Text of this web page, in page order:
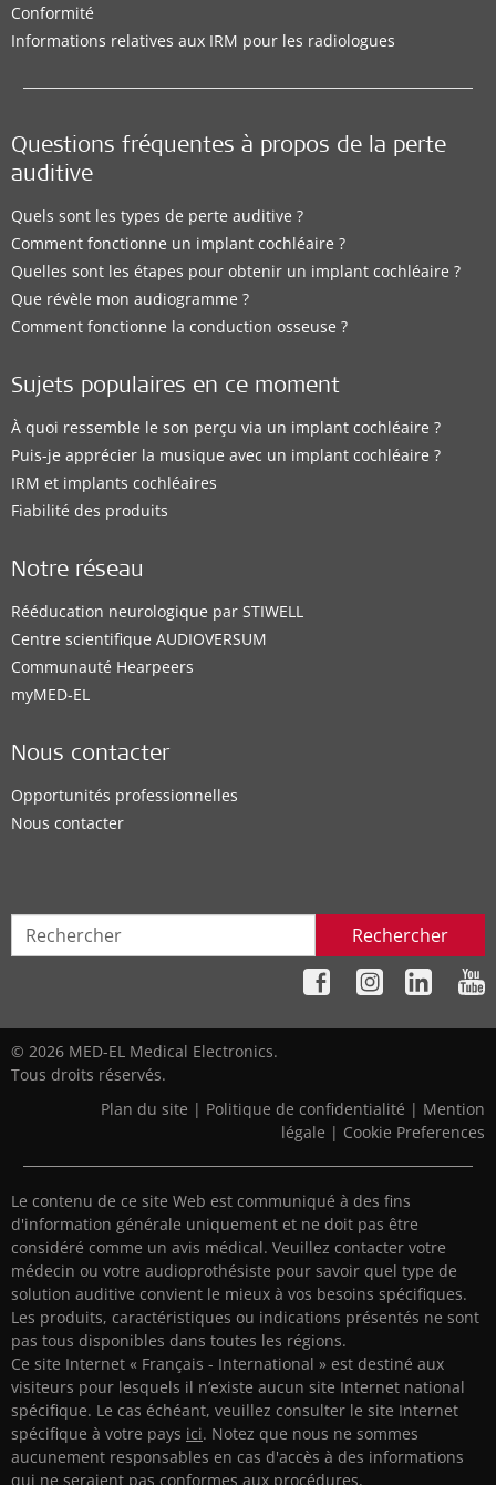
Conformité
Informations relatives aux IRM pour les radiologues
Questions fréquentes à propos de la perte
auditive
Quels sont les types de perte auditive ?
Comment fonctionne un implant cochléaire ?
Quelles sont les étapes pour obtenir un implant cochléaire ?
Que révèle mon audiogramme ?
Comment fonctionne la conduction osseuse ?
Sujets populaires en ce moment
À quoi ressemble le son perçu via un implant cochléaire ?
Puis-je apprécier la musique avec un implant cochléaire ?
IRM et implants cochléaires
Fiabilité des produits
Notre réseau
Rééducation neurologique par STIWELL
Centre scientifique AUDIOVERSUM
Communauté Hearpeers
myMED‑EL
Nous contacter
Opportunités professionnelles
Nous contacter
Rechercher
© 2026 MED-EL Medical Electronics.
Tous droits réservés.
Plan du site | Politique de confidentialité | Mention
légale | Cookie Preferences
Le contenu de ce site Web est communiqué à des fins
d'information générale uniquement et ne doit pas être
considéré comme un avis médical. Veuillez contacter votre
médecin ou votre audioprothésiste pour savoir quel type de
solution auditive convient le mieux à vos besoins spécifiques.
Les produits, caractéristiques ou indications présentés ne sont
pas tous disponibles dans toutes les régions.
Ce site Internet « Français - International » est destiné aux
visiteurs pour lesquels il n’existe aucun site Internet national
spécifique. Le cas échéant, veuillez consulter le site Internet
spécifique à votre pays ici. Notez que nous ne sommes
aucunement responsables en cas d'accès à des informations
qui ne seraient pas conformes aux procédures,